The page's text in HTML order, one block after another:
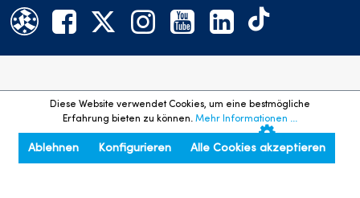
- Alle Rechte vorbehalten. Preisangaben inkl. gesetzl.
MwSt. und zzgl. Versandkosten.
Diese Website verwendet Cookies, um eine bestmögliche
Erfahrung bieten zu können. Mehr Informationen ...
Ablehnen Konfigurieren Alle Cookies akzeptieren